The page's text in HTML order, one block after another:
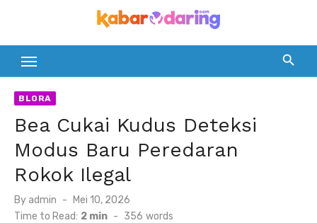
content
BLORA
Bea Cukai Kudus Deteksi
Modus Baru Peredaran
Rokok Ilegal
By admin
Posted
on
Mei 10, 2026
Time to Read: 2 min - 356 words